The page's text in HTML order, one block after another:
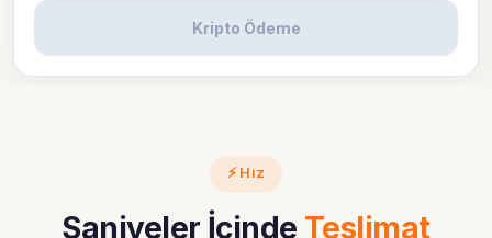
Kripto Ödeme
⚡ Hız
Saniyeler İçinde Teslimat